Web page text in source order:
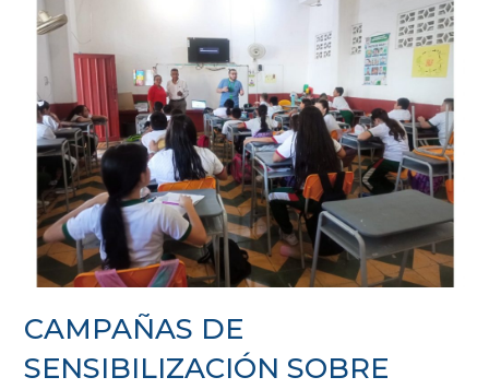
CAMPAÑAS DE
SENSIBILIZACIÓN SOBRE